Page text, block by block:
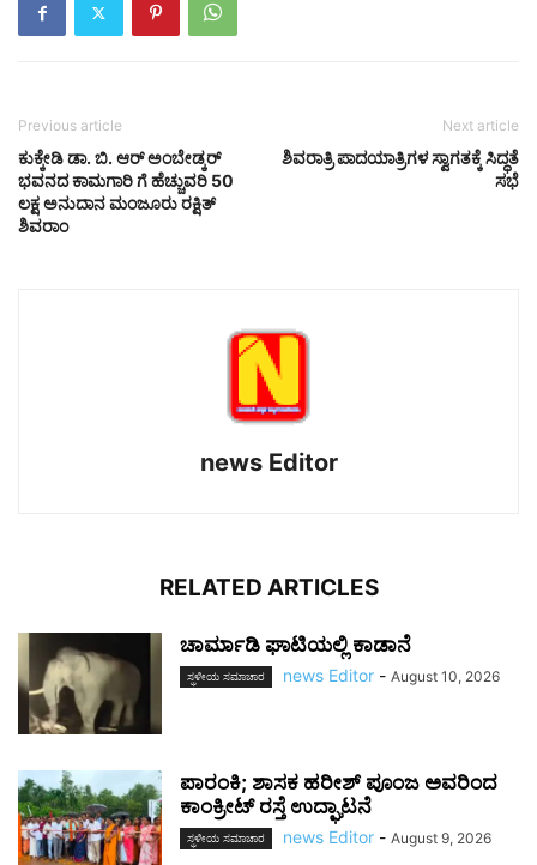
Previous article
ಕುಕ್ಕೇಡಿ ಡಾ. ಬಿ. ಆರ್ ಅಂಬೇಡ್ಕರ್
ಭವನದ ಕಾಮಗಾರಿ ಗೆ ಹೆಚ್ಚುವರಿ 50
ಲಕ್ಷ ಅನುದಾನ ಮಂಜೂರು ರಕ್ಷಿತ್
ಶಿವರಾಂ
Next article
ಶಿವರಾತ್ರಿ ಪಾದಯಾತ್ರಿಗಳ ಸ್ವಾಗತಕ್ಕೆ ಸಿದ್ಧತೆ
ಸಭೆ
news Editor
RELATED ARTICLES
ಚಾರ್ಮಾಡಿ ಘಾಟಿಯಲ್ಲಿ ಕಾಡಾನೆ
ಸ್ಥಳೀಯ ಸಮಾಚಾರ news Editor - August 10, 2026
ಪಾರಂಕಿ; ಶಾಸಕ ಹರೀಶ್ ಪೂಂಜ ಅವರಿಂದ
ಕಾಂಕ್ರೀಟ್ ರಸ್ತೆ ಉದ್ಘಾಟನೆ
ಸ್ಥಳೀಯ ಸಮಾಚಾರ news Editor - August 9, 2026